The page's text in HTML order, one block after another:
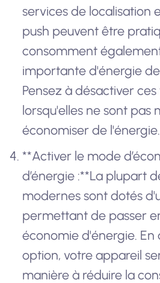
services de localisation
push peuvent être
consomment
importante d'énergie
Pensez à désactiver
lorsqu'elles ne sont pas
économiser de l'énergie.
**Activer le mode
d’énergie :**La plupart
modernes sont dotés
permettant de passer
économie d'énergie.
option, votre appareil
manière à réduire la